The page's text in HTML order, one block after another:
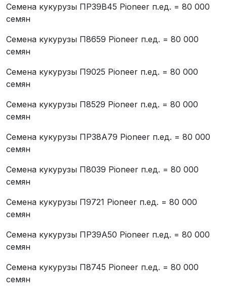
Семена кукурузы ПР39В45 Pioneer п.ед. = 80 000
семян
Семена кукурузы П8659 Pioneer п.ед. = 80 000
семян
Семена кукурузы П9025 Pioneer п.ед. = 80 000
семян
Семена кукурузы П8529 Pioneer п.ед. = 80 000
семян
Семена кукурузы ПР38А79 Pioneer п.ед. = 80 000
семян
Семена кукурузы П8039 Pioneer п.ед. = 80 000
семян
Семена кукурузы П9721 Pioneer п.ед. = 80 000
семян
Семена кукурузы ПР39А50 Pioneer п.ед. = 80 000
семян
Семена кукурузы П8745 Pioneer п.ед. = 80 000
семян